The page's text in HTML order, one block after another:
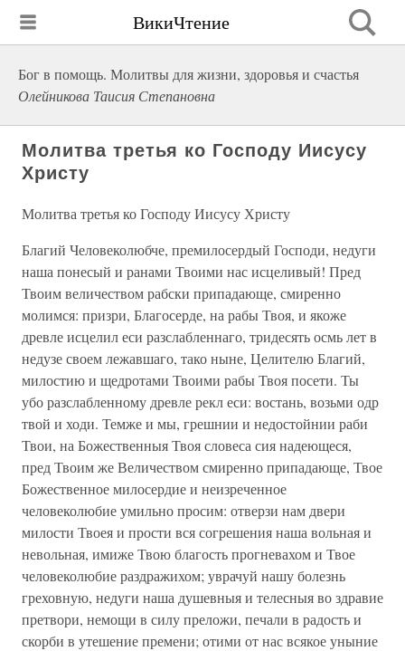
ВикиЧтение
Бог в помощь. Молитвы для жизни, здоровья и счастья
Олейникова Таисия Степановна
Молитва третья ко Господу Иисусу
Христу
Молитва третья ко Господу Иисусу Христу
Благий Человеколюбче, премилосердый Господи, недуги
наша понесый и ранами Твоими нас исцеливый! Пред
Твоим величеством рабски припадающе, смиренно
молимся: призри, Благосерде, на рабы Твоя, и якоже
древле исцелил еси разслабленнаго, тридесять осмь лет в
недузе своем лежавшаго, тако ныне, Целителю Благий,
милостию и щедротами Твоими рабы Твоя посети. Ты
убо разслабленному древле рекл еси: востань, возьми одр
твой и ходи. Темже и мы, грешнии и недостойнии раби
Твои, на Божественныя Твоя словеса сия надеющеся,
пред Твоим же Величеством смиренно припадающе, Твое
Божественное милосердие и неизреченное
человеколюбие умильно просим: отверзи нам двери
милости Твоея и прости вся согрешения наша вольная и
невольная, имиже Твою благость прогневахом и Твое
человеколюбие раздражихом; уврачуй нашу болезнь
греховную, недуги наша душевныя и телесныя во здравие
претвори, немощи в силу преложи, печали в радость и
скорби в утешение премени; отими от нас всякое уныние